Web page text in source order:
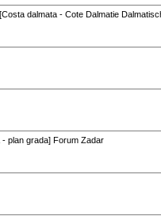
dalmata - Cote Dalmatie
plan grada] Forum Zadar